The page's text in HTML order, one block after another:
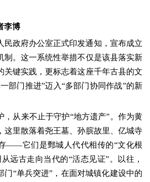
李博
民政府办公室正式印发通知，宣布成立
制。这一系统性举措不仅是该县落实新
关键实践，更标志着这座千年古县的文
部门推进”迈入“多部门协同作战”的新
，从来不止于守护“地方遗产”。作为黄
这里散落着尧王墓、孙膑故里、亿城寺
——它们是鄄城人代代相传的“文化根
远古走向当代的“活态见证”。以往，
门“单兵突进”，在面对城镇化建设中的